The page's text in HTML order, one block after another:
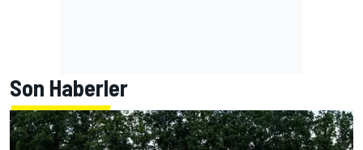
Son Haberler